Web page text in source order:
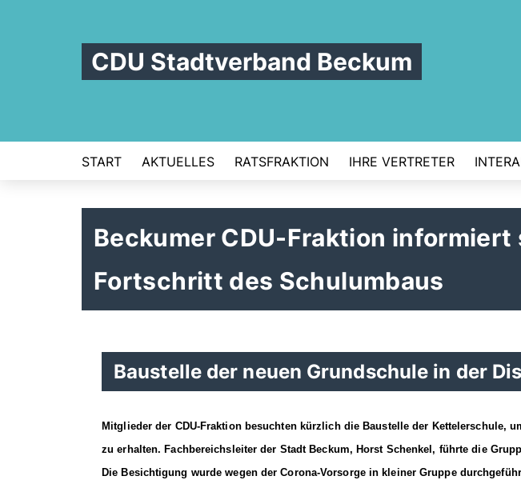
CDU Stadtverband Beckum
START AKTUELLES RATSFRAKTION IHRE VERTRETER
Beckumer CDU-Fraktion informiert
Fortschritt des Schulumbaus
Baustelle der neuen Grundschule in der
Mitglieder der CDU-Fraktion besuchten kürzlich die Baustelle der Kettelerschule,
zu erhalten. Fachbereichsleiter der Stadt Beckum, Horst Schenkel, führte die
Die Besichtigung wurde wegen der Corona-Vorsorge in kleiner Gruppe